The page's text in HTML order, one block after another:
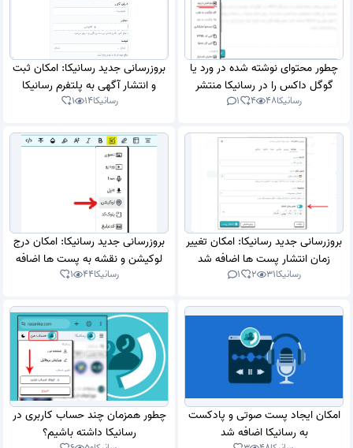
چطور محتوای نوشته شده در ورد یا
گوگل داکس را در رسانیکا منتشر
کنیم؟رسانیکا48
4
1
بروزرسانی جدید رسانیکا: امکان ثبت
و انتشار آگهی به پلتفرم رسانیکا
اضافه شد
رسانیکا14
1
بروزرسانی جدید رسانیکا: امکان تغییر
زمان انتشار پست ها اضافه شد
رسانیکا31
2
1
بروزرسانی جدید رسانیکا: امکان درج
لوکیشن و نقشه به پست ها اضافه
شدرسانیکا44
1
امکان ایجاد پست صوتی و پادکست
به رسانیکا اضافه شد
چطور همزمان چند حساب کاربری در
رسانیکا داشته باشیم؟